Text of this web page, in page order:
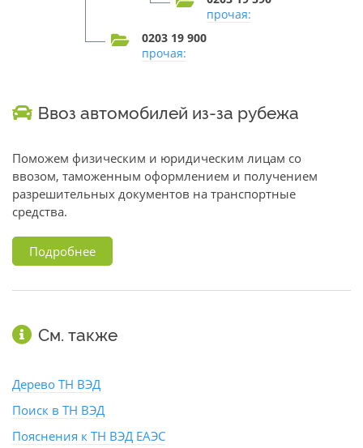
прочая:
0203 19 900
прочая:
Ввоз автомобилей из-за рубежа
Поможем физическим и юридическим лицам со
ввозом, таможенным оформлением и получением
разрешительных документов на транспортные
средства.
Подробнее
См. также
Дерево ТН ВЭД
Поиск в ТН ВЭД
Пояснения к ТН ВЭД ЕАЭС